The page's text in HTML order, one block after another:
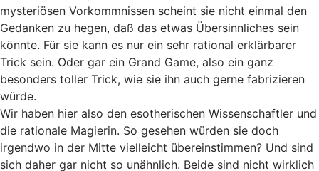
mysteriösen Vorkommnissen scheint sie nicht einmal den
Gedanken zu hegen, daß das etwas Übersinnliches sein
könnte. Für sie kann es nur ein sehr rational erklärbarer
Trick sein. Oder gar ein Grand Game, also ein ganz
besonders toller Trick, wie sie ihn auch gerne fabrizieren
würde.
Wir haben hier also den esotherischen Wissenschaftler und
die rationale Magierin. So gesehen würden sie doch
irgendwo in der Mitte vielleicht übereinstimmen? Und sind
sich daher gar nicht so unähnlich. Beide sind nicht wirklich